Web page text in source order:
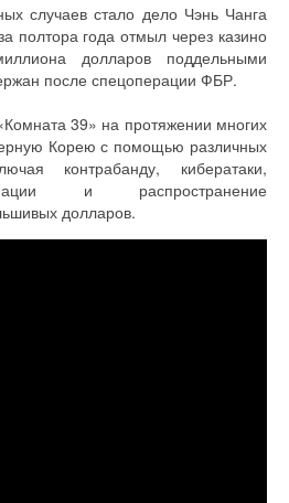
случаев стало дело Чэнь Чанга
полтора года отмыл через казино
долларов поддельными
после спецоперации ФБР.
39» на протяжении многих
Корею с помощью различных
контрабанду, кибератаки,
и распространение
долларов.